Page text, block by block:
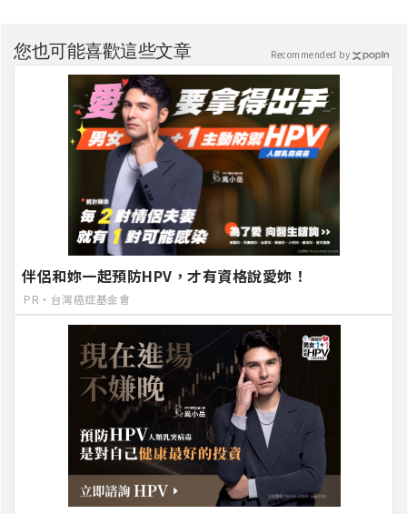
您也可能喜歡這些文章
伴侶和妳一起預防HPV，才有資格說愛妳！
PR・台灣癌症基金會
Recommended by